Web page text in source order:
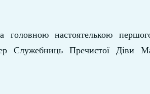
головною настоятелькою
Служебниць Пречистої Діви